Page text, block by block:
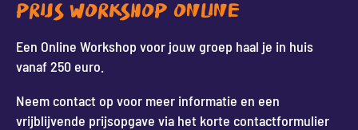
PRIJS WORKSHOP ONLINE
Een Online Workshop voor jouw groep haal je in huis
vanaf 250 euro.
Neem contact op voor meer informatie en een
vrijblijvende prijsopgave via het korte contactformulier